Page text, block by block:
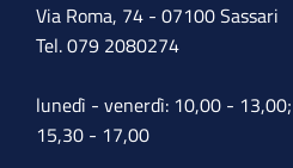
Via Roma, 74 - 07100 Sassari
Tel. 079 2080274
lunedì - venerdì: 10,00 -
15,30 - 17,00